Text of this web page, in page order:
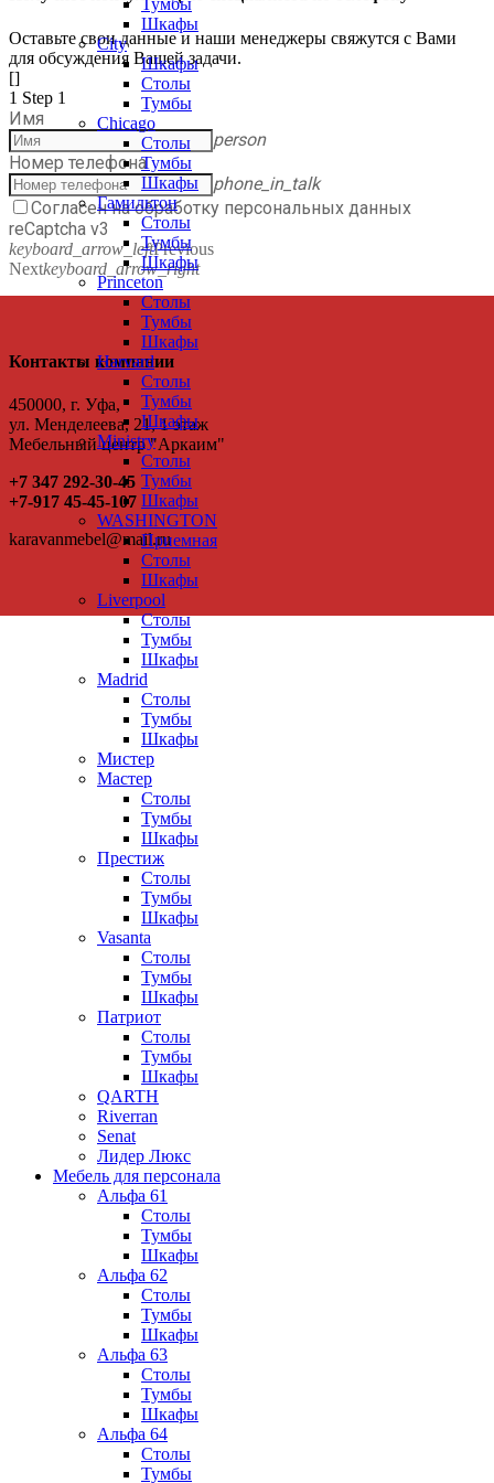
Оставьте свои данные и наши менеджеры свяжутся с Вами
для обсуждения Вашей задачи.
[]
1 Step 1
Имя
person
Номер телефона
phone_in_talk
Согласен на обработку персональных данных
reCaptcha v3
keyboard_arrow_leftPrevious
Nextkeyboard_arrow_right
Контакты компании
450000, г. Уфа,
ул. Менделеева, 21, 1 этаж
Мебельный центр "Аркаим"
+7 347 292-30-45
+7-917 45-45-107
karavanmebel@mail.ru
Шкафы
City
Шкафы
Столы
Тумбы
Chicago
Столы
Тумбы
Шкафы
Гамильтон
Столы
Тумбы
Шкафы
Princeton
Столы
Тумбы
Шкафы
Harvard
Столы
Тумбы
Шкафы
Ministry
Столы
Тумбы
Шкафы
WASHINGTON
Приемная
Столы
Шкафы
Liverpool
Столы
Тумбы
Шкафы
Madrid
Столы
Тумбы
Шкафы
Мистер
Мастер
Столы
Тумбы
Шкафы
Престиж
Столы
Тумбы
Шкафы
Vasanta
Столы
Тумбы
Шкафы
Патриот
Столы
Тумбы
Шкафы
QARTH
Riverran
Senat
Лидер Люкс
Мебель для персонала
Альфа 61
Столы
Тумбы
Шкафы
Альфа 62
Столы
Тумбы
Шкафы
Альфа 63
Столы
Тумбы
Шкафы
Альфа 64
Столы
Тумбы